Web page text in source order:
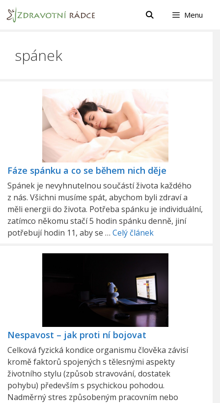
Přeskočit
na
Menu
spánek
Fáze spánku a co se během nich děje
Spánek je nevyhnutelnou součástí života každého
z nás. Všichni musíme spát, abychom byli zdraví a
měli energii do života. Potřeba spánku je individuální,
zatímco někomu stačí 5 hodin spánku denně, jiní
potřebují hodin 11, aby se … Celý článek
Nespavost – jak proti ní bojovat
Celková fyzická kondice organismu člověka závisí
kromě faktorů spojených s tělesnými aspekty
životního stylu (způsob stravování, dostatek
pohybu) především s psychickou pohodou.
Nadměrný stres způsobeným pracovním nebo